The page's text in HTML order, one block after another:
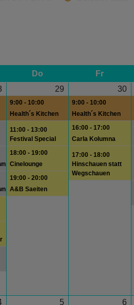
Do Fr
29
9:00 - 10:00
Health´s Kitchen
11:00 - 13:00
Festival Special
18:00 - 19:00
Cinelounge
19:00 - 20:00
A&B Saeiten
30
9:00 - 10:00
Health´s Kitchen
16:00 - 17:00
Carla Kolumna
17:00 - 18:00
Hinschauen statt
Wegschauen
5 6